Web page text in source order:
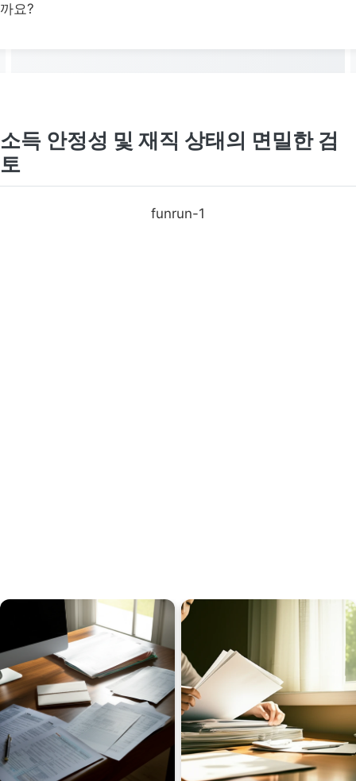
까요?
소득 안정성 및 재직 상태의 면밀한 검
토
funrun-1